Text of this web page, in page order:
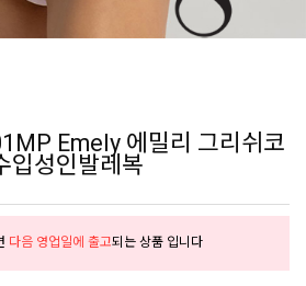
Emely 에밀리 그리쉬코
입성인발레복
다음 영업일에 출고되는 상품 입니다